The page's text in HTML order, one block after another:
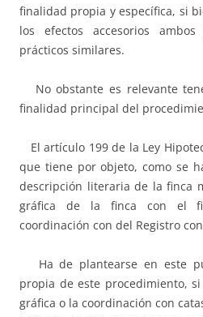
finalidad propia y específica, si
los efectos accesorios
prácticos similares.
No obstante es relevante
finalidad principal del
El artículo 199 de la Ley
que tiene por objeto, como se
descripción literaria de la finca
gráfica de la finca con el
coordinación con del Registro
Ha de plantearse en este
propia de este procedimiento,
gráfica o la coordinación con